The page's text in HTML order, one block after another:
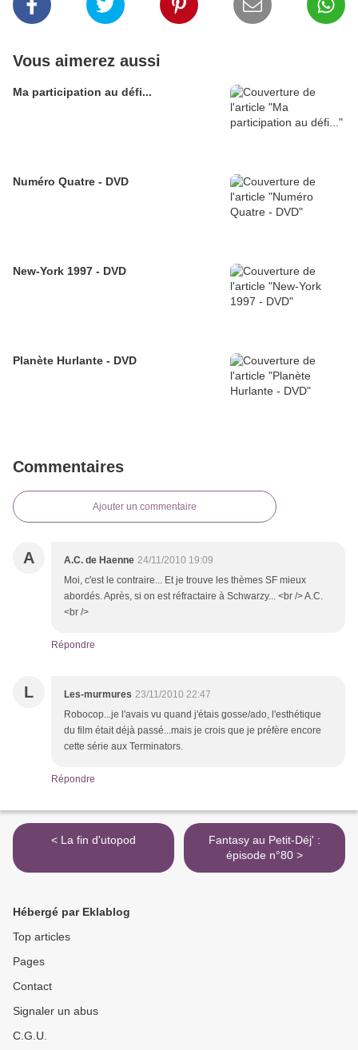
Vous aimerez aussi
Ma participation au défi...
Numéro Quatre - DVD
New-York 1997 - DVD
Planète Hurlante - DVD
Commentaires
Ajouter un commentaire
A A.C. de Haenne 24/11/2010 19:09
Moi, c'est le contraire... Et je trouve les thèmes SF mieux
abordés. Après, si on est réfractaire à Schwarzy... <br /> A.C.
<br />
Répondre
L Les-murmures 23/11/2010 22:47
Robocop...je l'avais vu quand j'étais gosse/ado, l'esthétique
du film était déjà passé...mais je crois que je préfère encore
cette série aux Terminators.
Répondre
< La fin d'utopod
Fantasy au Petit-Déj' :
épisode n°80 >
Hébergé par Eklablog
Top articles
Pages
Contact
Signaler un abus
C.G.U.